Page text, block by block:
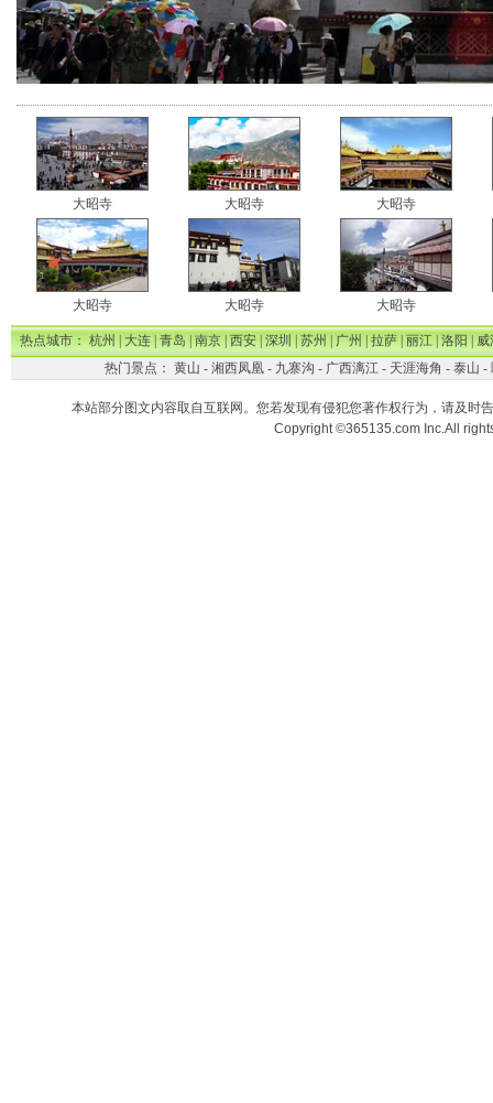
大昭寺 大昭寺 大昭寺
大昭寺 大昭寺 大昭寺
热点城市：杭州|大连|青岛|南京|西安|深圳|苏州|广州|拉萨|丽江|洛阳|威
热门景点： 黄山 - 湘西凤凰- 九寨沟 - 广西漓江- 天涯海角 - 泰山 -
本站部分图文内容取自互联网。您若发现有侵犯您著作权行为，请及时
Copyright ©365135.com Inc.All